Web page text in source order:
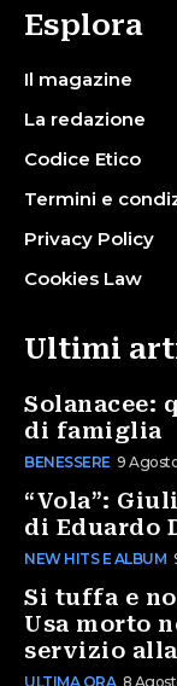
Esplora
Il magazine
La redazione
Codice Etico
Termini e
Privacy Policy
Cookies Law
Ultimi
Solanacee:
di famiglia
BENESSERE 9
“Vola”:
di Eduardo
NEW HITS E ALBUM
Si tuffa e
Usa morto
servizio
ULTIMA ORA 8